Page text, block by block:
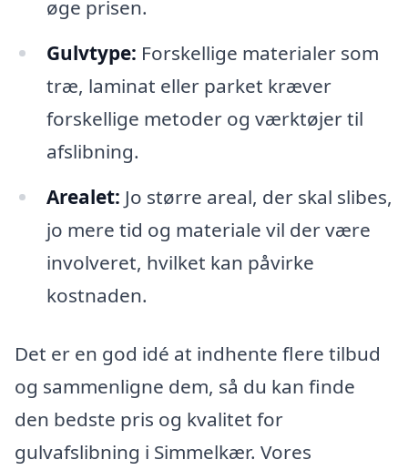
øge prisen.
Gulvtype: Forskellige materialer som
træ, laminat eller parket kræver
forskellige metoder og værktøjer til
afslibning.
Arealet: Jo større areal, der skal slibes,
jo mere tid og materiale vil der være
involveret, hvilket kan påvirke
kostnaden.
Det er en god idé at indhente flere tilbud
og sammenligne dem, så du kan finde
den bedste pris og kvalitet for
gulvafslibning i Simmelkær. Vores